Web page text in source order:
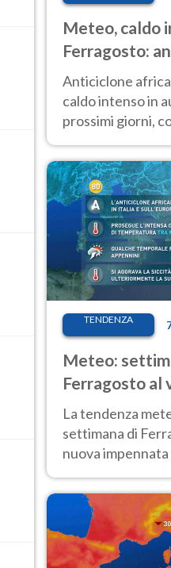
Meteo, caldo
Ferragosto:
africano ancora
protagonista
Anticiclone
caldo intenso in
prossimi giorni,
d’Italia
TENDENZA
Meteo:
Ferragosto al
intenso e
La tendenza
settimana di
nuova
anche al Nord.